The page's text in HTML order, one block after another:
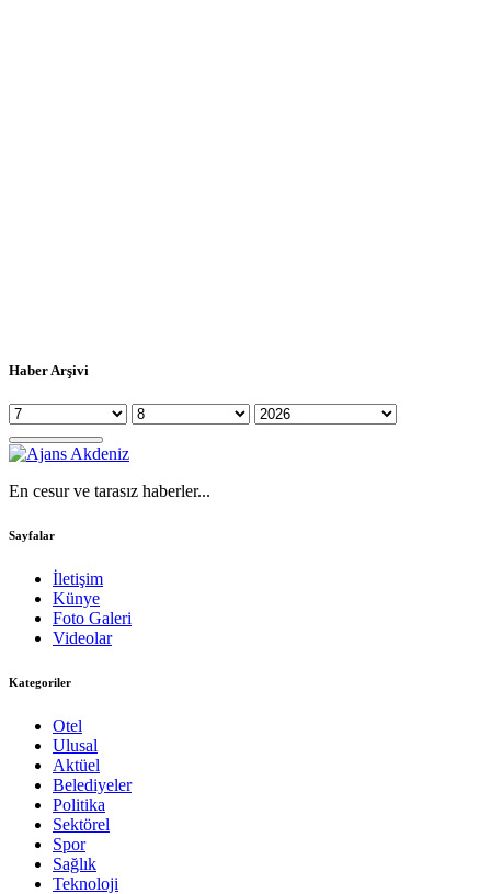
Haber Arşivi
En cesur ve tarasız haberler...
Sayfalar
İletişim
Künye
Foto Galeri
Videolar
Kategoriler
Otel
Ulusal
Aktüel
Belediyeler
Politika
Sektörel
Spor
Sağlık
Teknoloji